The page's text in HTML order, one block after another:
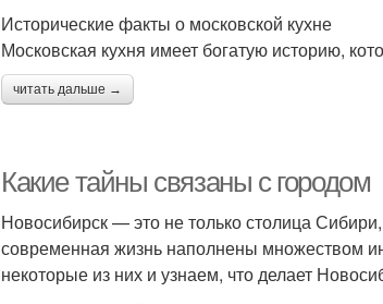
Исторические факты о московской кухне
Московская кухня имеет богатую историю,
читать дальше →
Какие тайны связаны с городом
Новосибирск — это не только столица
современная жизнь наполнены множеством
некоторые из них и узнаем, что делает